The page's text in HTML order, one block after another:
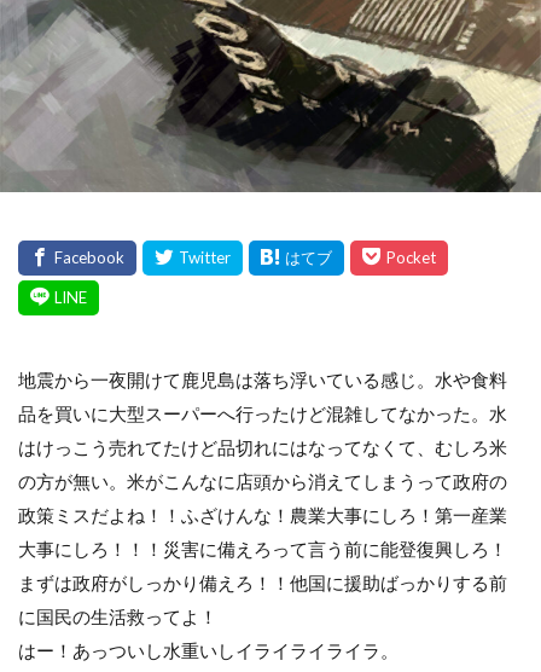
地震から一夜開けて鹿児島は落ち浮いている感じ。水や食料
品を買いに大型スーパーへ行ったけど混雑してなかった。水
はけっこう売れてたけど品切れにはなってなくて、むしろ米
の方が無い。米がこんなに店頭から消えてしまうって政府の
政策ミスだよね！！ふざけんな！農業大事にしろ！第一産業
大事にしろ！！！災害に備えろって言う前に能登復興しろ！
まずは政府がしっかり備えろ！！他国に援助ばっかりする前
に国民の生活救ってよ！
はー！あっついし水重いしイライライライラ。